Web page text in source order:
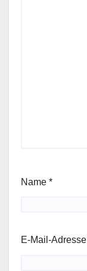
Name *
E-Mail-Adresse